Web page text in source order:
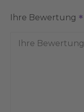
Ihre Bewertung
Ihre Bewertung